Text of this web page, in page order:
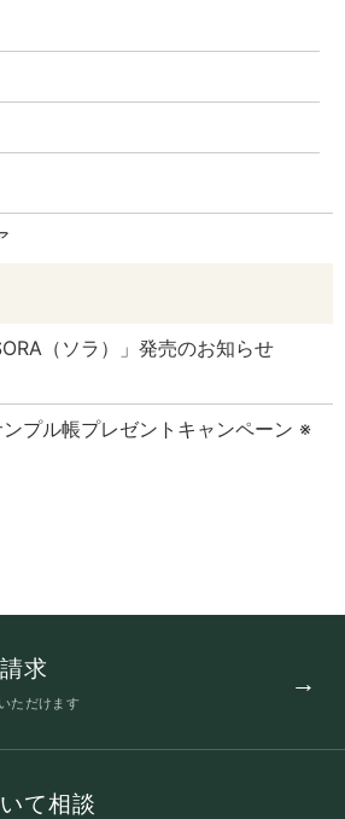
（ソラ）」発売のお知らせ
プル帳プレゼントキャンペーン ※
求
ただけます
て相談